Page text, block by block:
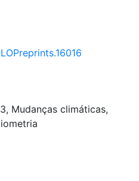
Mudanças climáticas,